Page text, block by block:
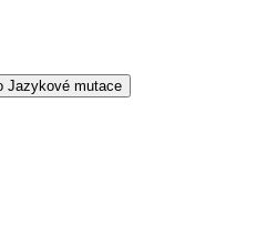
Jazykové mutace